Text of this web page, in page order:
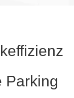
Parking